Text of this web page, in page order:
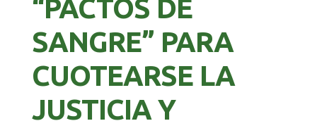
“PACTOS DE
SANGRE” PARA
CUOTEARSE LA
JUSTICIA Y